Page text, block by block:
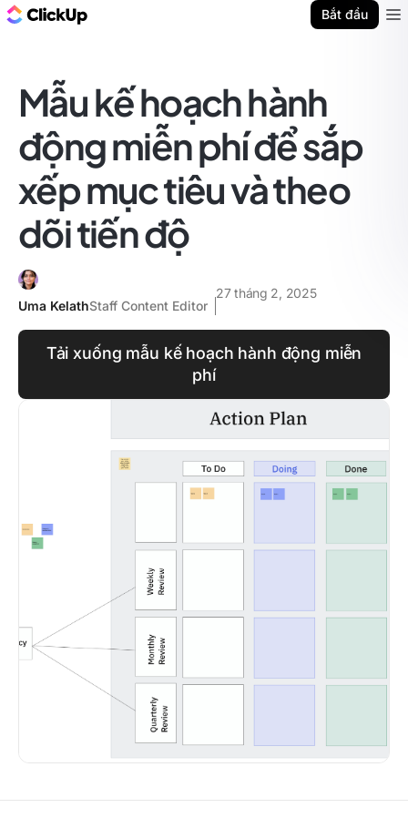
Bắt đầu
Mẫu kế hoạch hành
động miễn phí để sắp
xếp mục tiêu và theo
dõi tiến độ
Uma KelathStaff Content Editor
27 tháng 2, 2025
Tải xuống mẫu kế hoạch hành động miễn
phí